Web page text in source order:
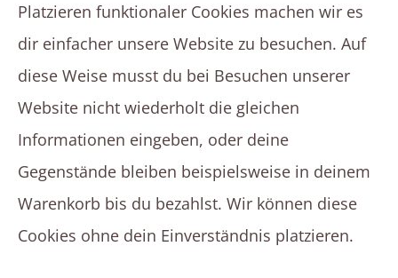
Platzieren funktionaler Cookies machen wir es
dir einfacher unsere Website zu besuchen. Auf
diese Weise musst du bei Besuchen unserer
Website nicht wiederholt die gleichen
Informationen eingeben, oder deine
Gegenstände bleiben beispielsweise in deinem
Warenkorb bis du bezahlst. Wir können diese
Cookies ohne dein Einverständnis platzieren.